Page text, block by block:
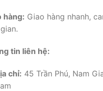
hàng: Giao hàng nhanh,
tin liên hệ:
chỉ: 45 Trần Phú, Nam